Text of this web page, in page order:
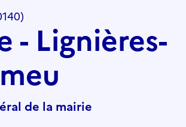
- Lignières-
de la mairie